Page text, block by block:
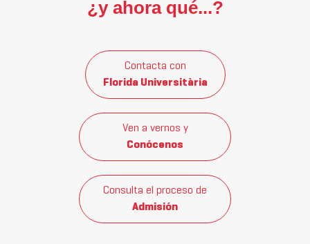
¿y ahora qué...?
Contacta con
Florida Universitària
Ven a vernos y
Conócenos
Consulta el proceso de
Admisión